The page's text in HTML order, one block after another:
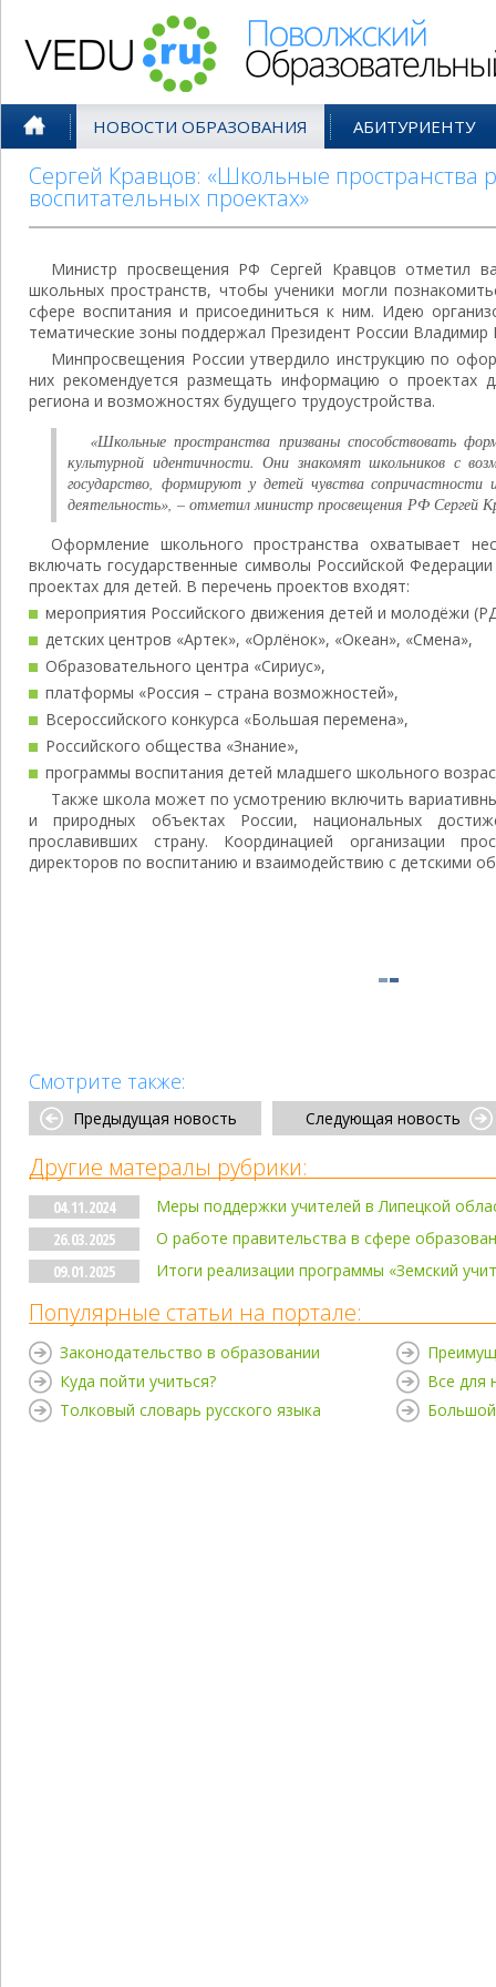
НОВОСТИ ОБРАЗОВАНИЯ АБИТУРИЕНТУ
Сергей Кравцов: «Школьные пространства
воспитательных проектах»
Министр просвещения РФ Сергей Кравцов отметил
школьных пространств, чтобы ученики могли
сфере воспитания и присоединиться к ним. Идею
тематические зоны поддержал Президент России Владимир
Минпросвещения России утвердило инструкцию по
них рекомендуется размещать информацию о проектах
региона и возможностях будущего трудоустройства.
«Школьные пространства призваны способствовать
культурной идентичности. Они знакомят школьников с
государство, формируют у детей чувства сопричастности
деятельность», – отметил министр просвещения РФ Сергей
Оформление школьного пространства охватывает
включать государственные символы Российской
проектах для детей. В перечень проектов входят:
мероприятия Российского движения детей и молодёжи
детских центров «Артек», «Орлёнок», «Океан», «Смена»,
Образовательного центра «Сириус»,
платформы «Россия – страна возможностей»,
Всероссийского конкурса «Большая перемена»,
Российского общества «Знание»,
программы воспитания детей младшего школьного
Также школа может по усмотрению включить
и природных объектах России, национальных
прославивших страну. Координацией организации
директоров по воспитанию и взаимодействию с детскими
Смотрите также:
Предыдущая новость Следующая новость
Другие матералы рубрики:
04.11.2024
Меры поддержки учителей в Липецкой
26.03.2025
О работе правительства в сфере
09.01.2025
Итоги реализации программы «Земский
Популярные статьи на портале:
Законодательство в образовании
Куда пойти учиться?
Толковый словарь русского языка
Все для
Большой